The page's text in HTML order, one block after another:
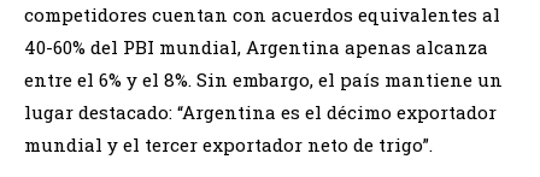
competidores cuentan con acuerdos equivalentes al
40-60% del PBI mundial, Argentina apenas alcanza
entre el 6% y el 8%. Sin embargo, el país mantiene un
lugar destacado: “Argentina es el décimo exportador
mundial y el tercer exportador neto de trigo”.